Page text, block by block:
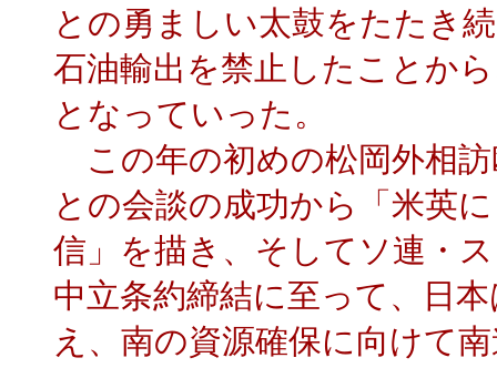
との勇ましい太鼓をたたき
石油輸出を禁止したことか
となっていった。
この年の初めの松岡外相
との会談の成功から「米英
信」を描き、そしてソ連・
中立条約締結に至って、日
え、南の資源確保に向けて